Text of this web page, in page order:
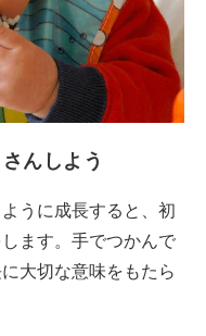
んしよう
うに成長すると、初
ます。手でつかんで
大切な意味をもたら